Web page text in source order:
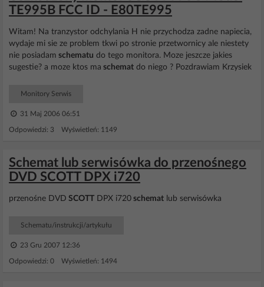
TE995B FCC ID - E80TE995
Witam! Na tranzystor odchylania H nie przychodza zadne napiecia,
wydaje mi sie ze problem tkwi po stronie przetwornicy ale niestety
nie posiadam schematu do tego monitora. Moze jeszcze jakies
sugestie? a moze ktos ma schemat do niego ? Pozdrawiam Krzysiek
Monitory Serwis
31 Maj 2006 06:51
Odpowiedzi: 3 Wyświetleń: 1149
Schemat lub serwisówka do przenośnego
DVD SCOTT DPX i720
przenośne DVD SCOTT DPX i720 schemat lub serwisówka
Schematu/instrukcji/artykułu
23 Gru 2007 12:36
Odpowiedzi: 0 Wyświetleń: 1494